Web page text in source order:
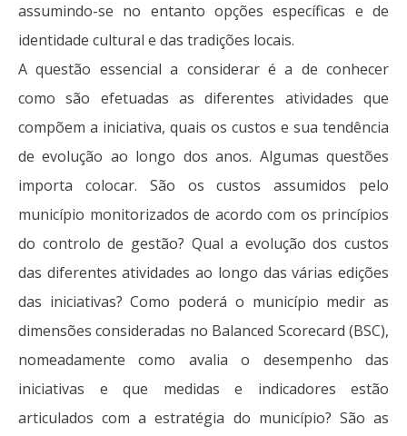
assumindo-se no entanto opções específicas e de
identidade cultural e das tradições locais.
A questão essencial a considerar é a de conhecer
como são efetuadas as diferentes atividades que
compõem a iniciativa, quais os custos e sua tendência
de evolução ao longo dos anos. Algumas questões
importa colocar. São os custos assumidos pelo
município monitorizados de acordo com os princípios
do controlo de gestão? Qual a evolução dos custos
das diferentes atividades ao longo das várias edições
das iniciativas? Como poderá o município medir as
dimensões consideradas no Balanced Scorecard (BSC),
nomeadamente como avalia o desempenho das
iniciativas e que medidas e indicadores estão
articulados com a estratégia do município? São as